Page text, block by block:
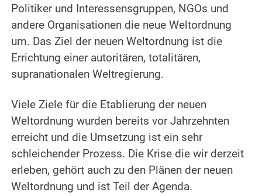
Politiker und Interessensgruppen, NGOs und
andere Organisationen die neue Weltordnung
um. Das Ziel der neuen Weltordnung ist die
Errichtung einer autoritären, totalitären,
supranationalen Weltregierung.
Viele Ziele für die Etablierung der neuen
Weltordnung wurden bereits vor Jahrzehnten
erreicht und die Umsetzung ist ein sehr
schleichender Prozess. Die Krise die wir derzeit
erleben, gehört auch zu den Plänen der neuen
Weltordnung und ist Teil der Agenda.